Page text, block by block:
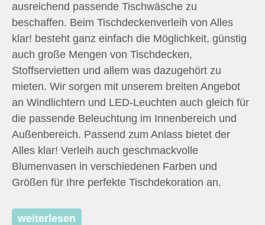
ausreichend passende Tischwäsche zu
beschaffen. Beim Tischdeckenverleih von Alles
klar! besteht ganz einfach die Möglichkeit, günstig
auch große Mengen von Tischdecken,
Stoffservietten und allem was dazugehört zu
mieten. Wir sorgen mit unserem breiten Angebot
an Windlichtern und LED-Leuchten auch gleich für
die passende Beleuchtung im Innenbereich und
Außenbereich. Passend zum Anlass bietet der
Alles klar! Verleih auch geschmackvolle
Blumenvasen in verschiedenen Farben und
Größen für Ihre perfekte Tischdekoration an.
weiterlesen